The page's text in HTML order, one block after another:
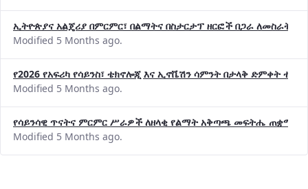
ኢትዮጵያና አልጄሪያ በምርምር፣ በልማትና በስታርታፕ ዘርፎች በጋራ ለመስራት
Modified 5 Months ago.
የ2026 የአፍሪካ የሳይንስ፣ ቴክኖሎጂ እና ኢኖቬሽን ሳምንት በታላቅ ድምቀት
Modified 5 Months ago.
የሳይንሳዊ ጥናትና ምርምር ሥራዎች ለዘላቂ የልማት አቅጣጫ መፍትሔ ጠቋሚ
Modified 5 Months ago.